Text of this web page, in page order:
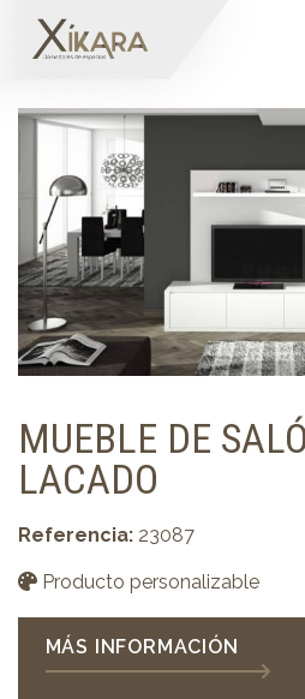
MUEBLE DE
LACADO
Referencia: 23087
Producto personalizable
MÁS INFORMACIÓN